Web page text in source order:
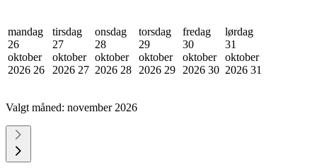
mandag
26
oktober
2026 26
tirsdag
27
oktober
2026 27
onsdag
28
oktober
2026 28
torsdag
29
oktober
2026 29
fredag
30
oktober
2026 30
lørdag
31
oktober
2026 31
Valgt måned: november 2026